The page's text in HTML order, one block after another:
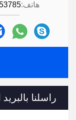
هاتف:
راسلنا